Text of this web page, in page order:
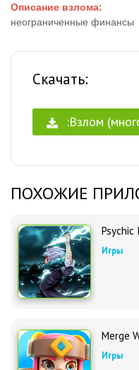
Описание взлома:
неограниченные финансы
Скачать:
:Взлом
ПОХОЖИЕ
Psychic
Игры
Merge
Игры